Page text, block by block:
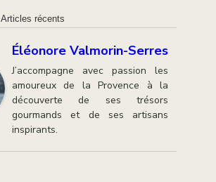
Articles récents
Éléonore Valmorin-Serres
J’accompagne avec passion les
amoureux de la Provence à la
découverte de ses trésors
gourmands et de ses artisans
inspirants.